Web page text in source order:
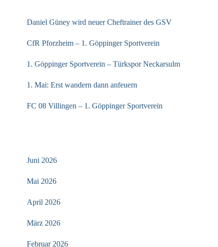
Daniel Güney wird neuer Cheftrainer des GSV
CfR Pforzheim – 1. Göppinger Sportverein
1. Göppinger Sportverein – Türkspor Neckarsulm
1. Mai: Erst wandern dann anfeuern
FC 08 Villingen – 1. Göppinger Sportverein
Juni 2026
Mai 2026
April 2026
März 2026
Februar 2026